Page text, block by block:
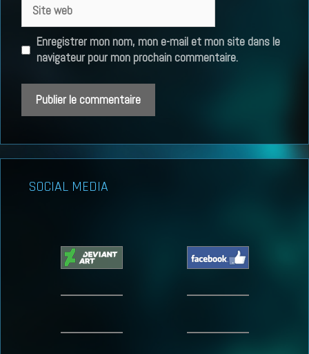
web
Enregistrer mon nom, mon e-mail et mon site dans le
navigateur pour mon prochain commentaire.
SOCIAL MEDIA